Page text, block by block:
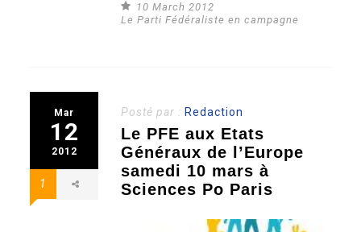
10 March 2012
Le Parti Fédéraliste en campagne
Mar
12
2012
1
Posté par : Redaction
Le PFE aux Etats
Généraux de l’Europe
samedi 10 mars à
Sciences Po Paris